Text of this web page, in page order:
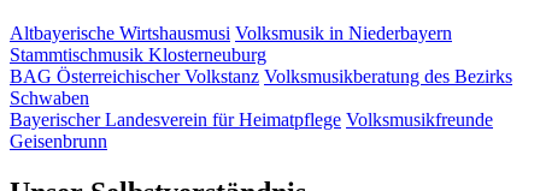
Altbayerische Wirtshausmusi Volksmusik in Niederbayern
Stammtischmusik Klosterneuburg
BAG Österreichischer Volkstanz Volksmusikberatung des Bezirks
Schwaben
Bayerischer Landesverein für Heimatpflege Volksmusikfreunde
Geisenbrunn